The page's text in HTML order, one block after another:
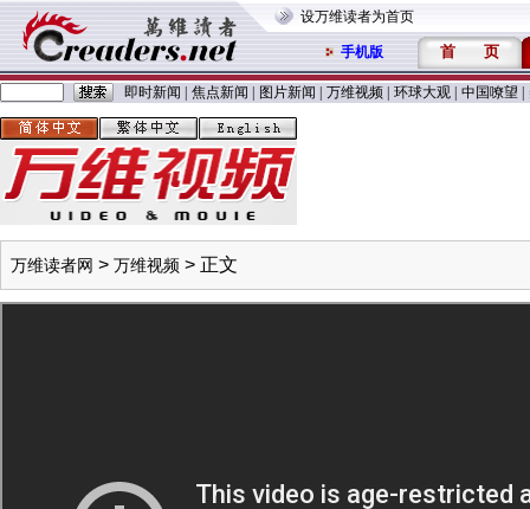
设万维读者为首页
手机版 首 页
即时新闻 焦点新闻 图片新闻 万维视频 环球大观 中国嘹望
万维读者网 > 万维视频 > 正文